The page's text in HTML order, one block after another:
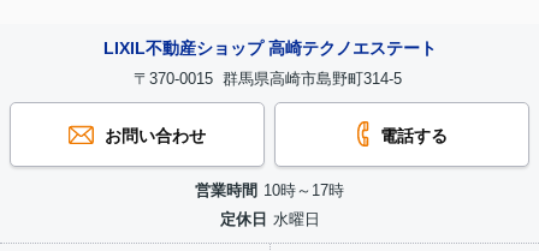
LIXIL不動産ショップ 高崎テクノエステート
〒370-0015 群馬県高崎市島野町314-5
お問い合わせ 電話する
営業時間 10時～17時
定休日 水曜日